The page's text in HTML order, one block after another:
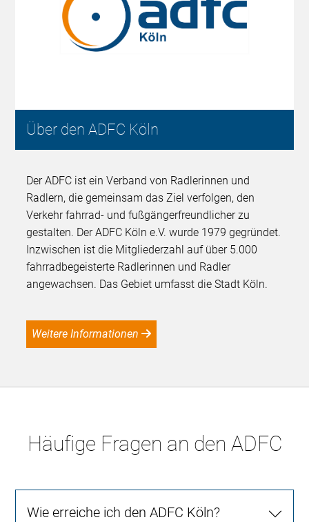
Über den ADFC Köln
Der ADFC ist ein Verband von Radlerinnen und
Radlern, die gemeinsam das Ziel verfolgen, den
Verkehr fahrrad- und fußgängerfreundlicher zu
gestalten. Der ADFC Köln e.V. wurde 1979 gegründet.
Inzwischen ist die Mitgliederzahl auf über 5.000
fahrradbegeisterte Radlerinnen und Radler
angewachsen. Das Gebiet umfasst die Stadt Köln.
Weitere Informationen
Häufige Fragen an den ADFC
Wie erreiche ich den ADFC Köln?